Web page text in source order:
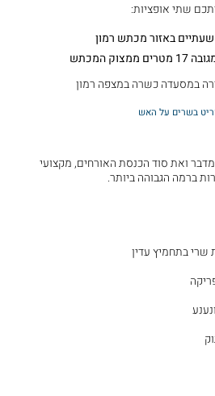
באזור מכתש רמון
המכתש
בשרים על האש
ואת סוד הכנסת האורחים, מקצועי
ברמה הגבוהה ביותר.
שרי בתחמיץ עדין